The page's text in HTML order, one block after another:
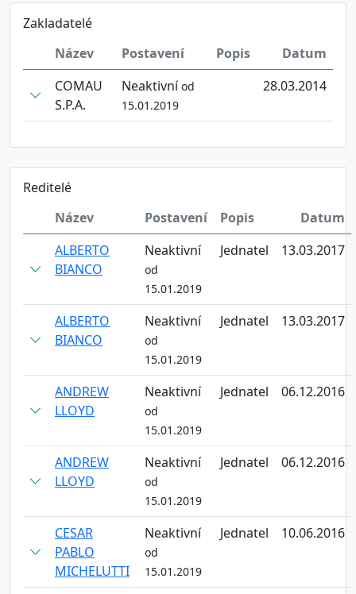
Zakladatelé
Název
Postavení Popis
Datum
COMAU
S.P.A.
Neaktivníod
15.01.2019
28.03.2014
Reditelé
Název
Postavení Popis
Datum
ALBERTO
BIANCO
Neaktivní
od
15.01.2019
Jednatel 13.03.2017
ALBERTO
BIANCO
Neaktivní
od
15.01.2019
Jednatel 13.03.2017
ANDREW
LLOYD
Neaktivní
od
15.01.2019
Jednatel 06.12.2016
ANDREW
LLOYD
Neaktivní
od
15.01.2019
Jednatel 06.12.2016
CESAR
PABLO
MICHELUTTI
Neaktivní
od
15.01.2019
Jednatel 10.06.2016